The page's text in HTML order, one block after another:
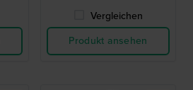
Vergleichen
Produkt ansehen